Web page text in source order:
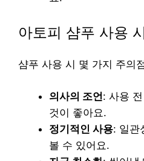
아토피 샴푸 사용
샴푸 사용 시 몇 가지 주의
의사의 조언: 사용
것이 좋아요.
정기적인 사용: 일관
볼 수 있어요.